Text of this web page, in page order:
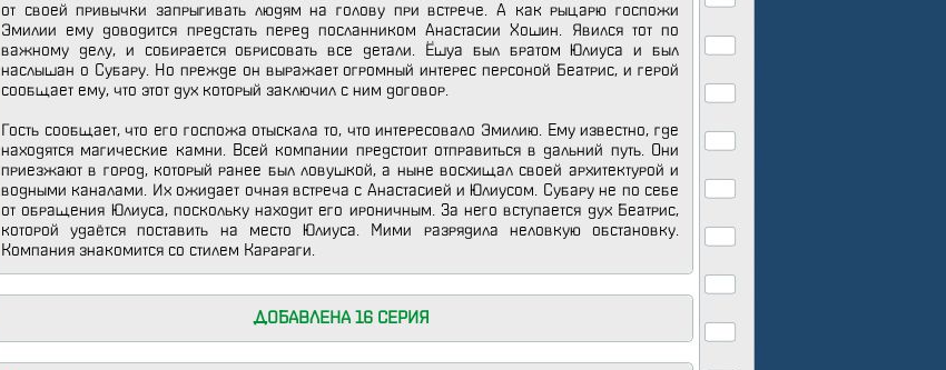
от своей привычки запрыгивать людям на голову при встрече. А как рыцарю госпожи
Эмилии ему доводится предстать перед посланником Анастасии Хошин. Явился тот по
важному делу, и собирается обрисовать все детали. Ёшуа был братом Юлиуса и был
наслышан о Субару. Но прежде он выражает огромный интерес персоной Беатрис, и герой
сообщает ему, что этот дух который заключил с ним договор.
Гость сообщает, что его госпожа отыскала то, что интересовало Эмилию. Ему известно, где
находятся магические камни. Всей компании предстоит отправиться в дальний путь. Они
приезжают в город, который ранее был ловушкой, а ныне восхищал своей архитектурой и
водными каналами. Их ожидает очная встреча с Анастасией и Юлиусом. Субару не по себе
от обращения Юлиуса, поскольку находит его ироничным. За него вступается дух Беатрис,
которой удаётся поставить на место Юлиуса. Мими разрядила неловкую обстановку.
Компания знакомится со стилем Карараги.
ДОБАВЛЕНА 16 СЕРИЯ